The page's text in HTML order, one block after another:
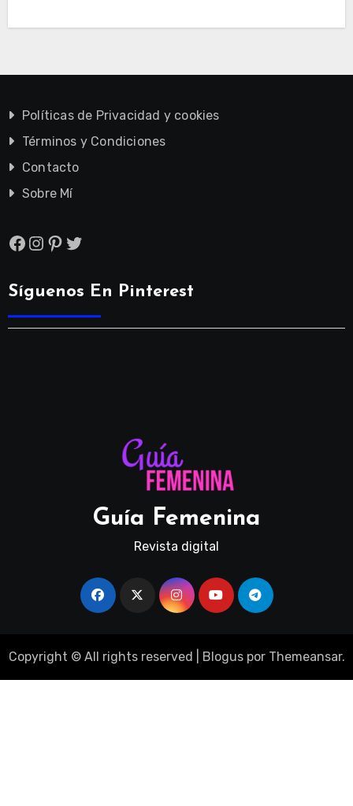
Políticas de Privacidad y cookies
Términos y Condiciones
Contacto
Sobre Mí
Facebook
Instagram
Pinterest
Twitter
Síguenos En Pinterest
Guía Femenina
Revista digital
Copyright © All rights reserved Bloguspor Themeansar.